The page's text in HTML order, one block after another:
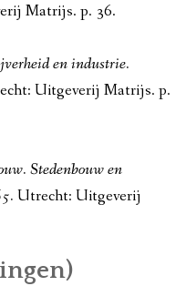
Matrijs. p. 36.
en industrie.
Uitgeverij Matrijs. p.
Stedenbouw en
Utrecht: Uitgeverij